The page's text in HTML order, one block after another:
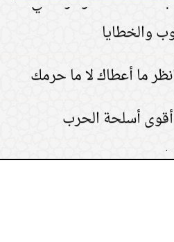
ما أعطاك لا ما حرمك
أسلحة الحرب
ثمرة معرفته